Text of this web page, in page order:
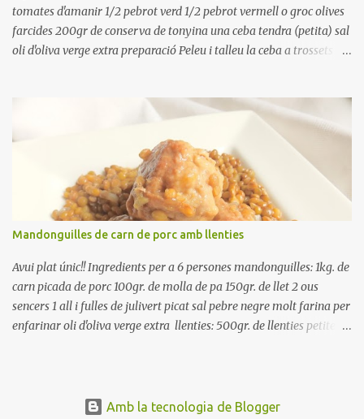
tomates d'amanir 1/2 pebrot verd 1/2 pebrot vermell o groc olives
farcides 200gr de conserva de tonyina una ceba tendra (petita) sal
oli d'oliva verge extra preparació Peleu i talleu la ceba a trossets i
Renteu les tomates i talleu-les a octaus. Talleu les olives a
rodanxes. Una hora abans de portar a la taula, poseu els cigrons,
ben escorreguts, en un bol, amb la resta d'ingredients: les tomates,
el pebrot, la ceba, (escorreguda), les olives i la tonyina esmicolada.
Amaniu amb sal i oli... bon profit!!
Mandonguilles de carn de porc amb llenties
Avui plat únic!! Ingredients per a 6 persones mandonguilles: 1kg. de
carn picada de porc 100gr. de molla de pa 150gr. de llet 2 ous
sencers 1 all i fulles de julivert picat sal pebre negre molt farina per
enfarinar oli d'oliva verge extra llenties: 500gr. de llenties petites
entre 40 i 50 minuts. Poseu la carn picada en un bol i barregeu-la
Amb la tecnologia de Blogger